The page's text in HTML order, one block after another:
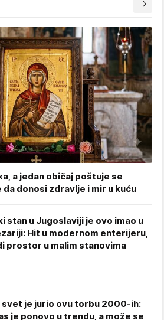
a jedan običaj poštuje se
donosi zdravlje i mir u kuću
stan u Jugoslaviji je ovo imao u
Hit u modernom enterijeru,
prostor u malim stanovima
svet je jurio ovu torbu 2000-ih:
je ponovo u trendu, a može se